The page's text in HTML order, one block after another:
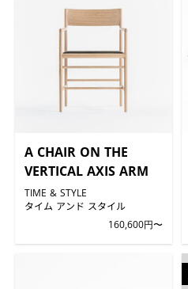
A CHAIR ON THE
VERTICAL AXIS ARM
TIME & STYLE
タイム アンド スタイル
160,600円〜